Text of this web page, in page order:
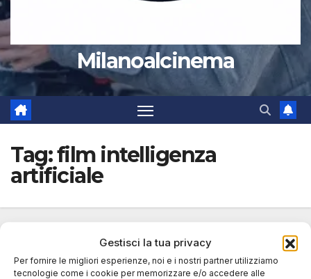
Gestisci la tua privacy
Per fornire le migliori esperienze, noi e i nostri partner utilizziamo
tecnologie come i cookie per memorizzare e/o accedere alle
Milanoalcinema
Tag:film intelligenza
artificiale